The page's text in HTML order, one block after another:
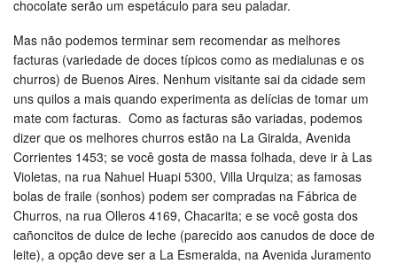
chocolate serão um espetáculo para seu paladar.
Mas não podemos terminar sem recomendar as melhores
facturas (variedade de doces típicos como as medialunas e os
churros) de Buenos Aires. Nenhum visitante sai da cidade sem
uns quilos a mais quando experimenta as delícias de tomar um
mate com facturas. Como as facturas são variadas, podemos
dizer que os melhores churros estão na La Giralda, Avenida
Corrientes 1453; se você gosta de massa folhada, deve ir à Las
Violetas, na rua Nahuel Huapi 5300, Villa Urquiza; as famosas
bolas de fraile (sonhos) podem ser compradas na Fábrica de
Churros, na rua Olleros 4169, Chacarita; e se você gosta dos
cañoncitos de dulce de leche (parecido aos canudos de doce de
leite), a opção deve ser a La Esmeralda, na Avenida Juramento